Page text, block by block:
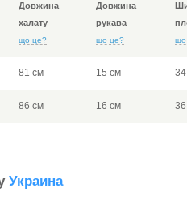
Довжина
халату
що це?
Довжина
рукава
що це? що
81 см 15 см
86 см 16 см
Украина